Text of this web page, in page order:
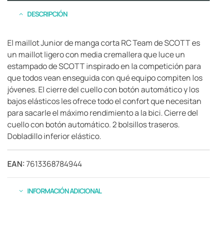
DESCRIPCIÓN
El maillot Junior de manga corta RC Team de SCOTT es
un maillot ligero con media cremallera que luce un
estampado de SCOTT inspirado en la competición para
que todos vean enseguida con qué equipo compiten los
jóvenes. El cierre del cuello con botón automático y los
bajos elásticos les ofrece todo el confort que necesitan
para sacarle el máximo rendimiento a la bici. Cierre del
cuello con botón automático. 2 bolsillos traseros.
Dobladillo inferior elástico.
EAN:7613368784944
INFORMACIÓN ADICIONAL